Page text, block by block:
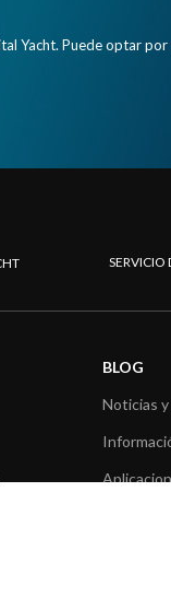
Yacht. Puede optar
SERVICIO
BLOG
Noticias